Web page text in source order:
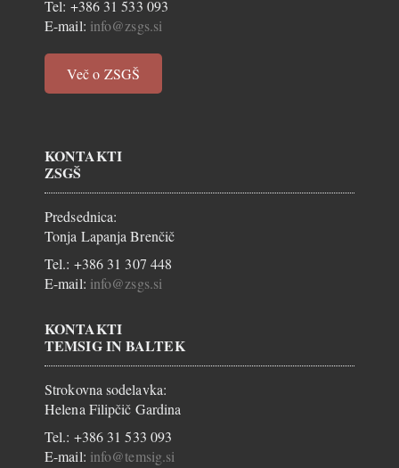
Tel: +386 31 533 093
E-mail: info@zsgs.si
Več o ZSGŠ
KONTAKTI
ZSGŠ
Predsednica:
Tonja Lapanja Brenčič
Tel.: +386 31 307 448
E-mail: info@zsgs.si
KONTAKTI
TEMSIG IN BALTEK
Strokovna sodelavka:
Helena Filipčič Gardina
Tel.: +386 31 533 093
E-mail: info@temsig.si